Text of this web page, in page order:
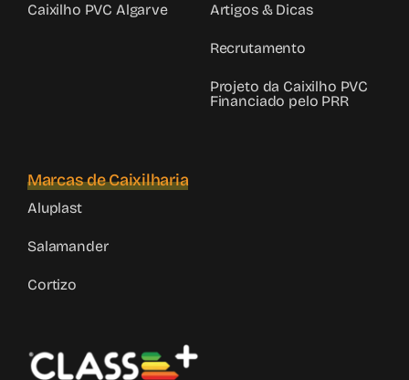
Caixilho PVC Algarve Artigos & Dicas
Recrutamento
Projeto da Caixilho PVC
Financiado pelo PRR
Marcas de Caixilharia
Aluplast
Salamander
Cortizo